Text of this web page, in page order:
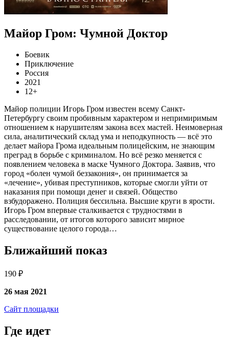
Майор Гром: Чумной Доктор
Боевик
Приключение
Россия
2021
12+
Майор полиции Игорь Гром известен всему Санкт-
Петербургу своим пробивным характером и непримиримым
отношением к нарушителям закона всех мастей. Неимоверная
сила, аналитический склад ума и неподкупность — всё это
делает майора Грома идеальным полицейским, не знающим
преград в борьбе с криминалом. Но всё резко меняется с
появлением человека в маске Чумного Доктора. Заявив, что
город «болен чумой беззакония», он принимается за
«лечение», убивая преступников, которые смогли уйти от
наказания при помощи денег и связей. Общество
взбудоражено. Полиция бессильна. Высшие круги в ярости.
Игорь Гром впервые сталкивается с трудностями в
расследовании, от итогов которого зависит мирное
существование целого города…
Ближайший показ
190 ₽
26 мая 2021
Сайт площадки
Где идет